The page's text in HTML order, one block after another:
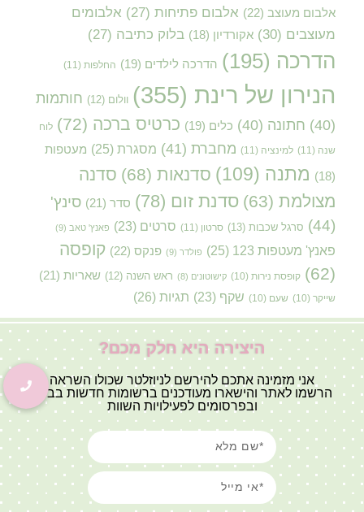
אלבום מעוצב (22) אלבום פתיחות (27)
אלבומים
מעוצבים (30) אקורדיון (18) בלוק כתיבה (27)
הדרכה (195) הדרכה לילדים (19) החלפות (11)
הנירון של רינת (355) וולום (12)
חותמות
(40)
חתונה (40) כלים (19) כרטיס ברכה (72) לוח
שנה (11) למינציה (11) מחברת (41) מסגרת (25) מעטפות
(18) מתנה (109) סדנאות (68)
סדנה
מצולמת (63) סדנת זום (78) סדר (21)
סינץ'
(44)
סרגל שכבות (13) סרטון (11) סרטים (23) פאנץ' טאב (9)
פאנץ' מעטפות 123 (25) פולדר (9) פנקס (22)
קופסה
(62)
קופסת נירות (10) קישוטונים (8) ראש השנה (12) שאריות (21)
שייקר (10) שעם (10) שקף (23) תגיות (26)
היצירה היא חלק מכם?
אני מזמינה אתכם להירשם לניוזלטר שכולו השראה
הרשמו לאתר והישארו מעודכנים ברשומות חדשות בבלוג
ובפרסומים לפעילויות השוות